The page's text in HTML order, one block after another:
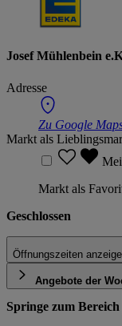
Josef Mühlenbein
Adresse
Zu Google
Markt als
Markt als
Geschlossen
Öffnungszeiten
Angebote der
Springe zum Bereich